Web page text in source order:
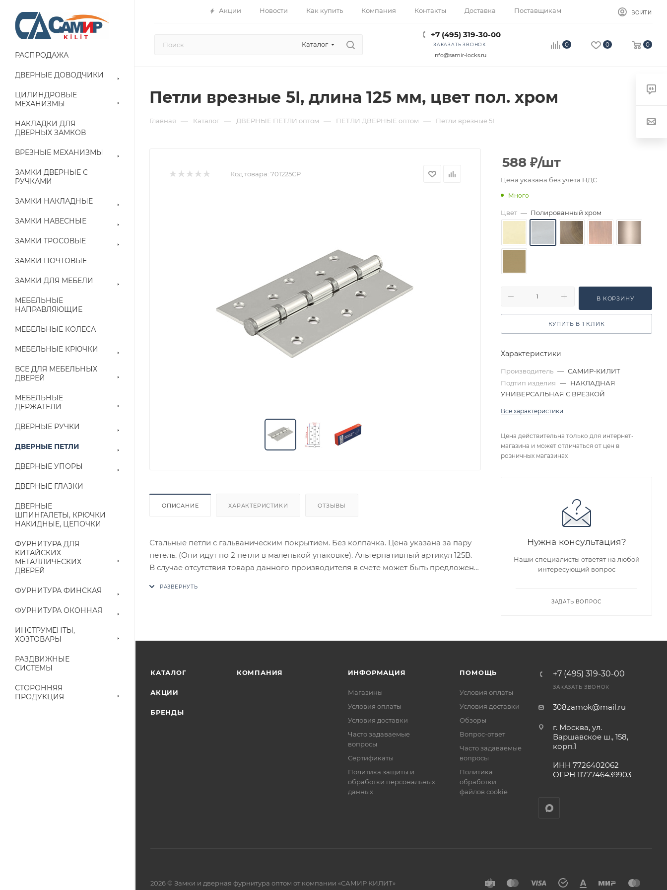
Акции Новости Как купить Компания Контакты Доставка Поставщикам ВОЙТИ
Каталог
+7 (495) 319-30-00
ЗАКАЗАТЬ ЗВОНОК
info@samir-locks.ru
0 0 0
РАСПРОДАЖА
ДВЕРНЫЕ ДОВОДЧИКИ
ЦИЛИНДРОВЫЕ
МЕХАНИЗМЫ
НАКЛАДКИ ДЛЯ
ДВЕРНЫХ ЗАМКОВ
ВРЕЗНЫЕ МЕХАНИЗМЫ
ЗАМКИ ДВЕРНЫЕ С
РУЧКАМИ
ЗАМКИ НАКЛАДНЫЕ
ЗАМКИ НАВЕСНЫЕ
ЗАМКИ ТРОСОВЫЕ
ЗАМКИ ПОЧТОВЫЕ
ЗАМКИ ДЛЯ МЕБЕЛИ
МЕБЕЛЬНЫЕ
НАПРАВЛЯЮЩИЕ
МЕБЕЛЬНЫЕ КОЛЕСА
МЕБЕЛЬНЫЕ КРЮЧКИ
ВСЕ ДЛЯ МЕБЕЛЬНЫХ
ДВЕРЕЙ
МЕБЕЛЬНЫЕ
ДЕРЖАТЕЛИ
ДВЕРНЫЕ РУЧКИ
ДВЕРНЫЕ ПЕТЛИ
ДВЕРНЫЕ УПОРЫ
ДВЕРНЫЕ ГЛАЗКИ
ДВЕРНЫЕ
ШПИНГАЛЕТЫ, КРЮЧКИ
НАКИДНЫЕ, ЦЕПОЧКИ
ФУРНИТУРА ДЛЯ
КИТАЙСКИХ
МЕТАЛЛИЧЕСКИХ
ДВЕРЕЙ
ФУРНИТУРА ФИНСКАЯ
ФУРНИТУРА ОКОННАЯ
ИНСТРУМЕНТЫ,
ХОЗТОВАРЫ
РАЗДВИЖНЫЕ
СИСТЕМЫ
СТОРОННЯЯ
ПРОДУКЦИЯ
Петли врезные 5I, длина 125 мм, цвет пол. хром
Главная — Каталог — ДВЕРНЫЕ ПЕТЛИ оптом — ПЕТЛИ ДВЕРНЫЕ оптом — Петли врезные 5I
Код товара: 701225CP
ОПИСАНИЕ ХАРАКТЕРИСТИКИ ОТЗЫВЫ
Стальные петли с гальваническим покрытием. Без колпачка. Цена указана за пару
петель. (Они идут по 2 петли в маленькой упаковке). Альтернативный артикул 125B.
В случае отсутствия товара данного производителя в счете может быть предложен
Конечная цена будет отображена в высланном счете после проверки товара на
588 ₽/шт
Цена указана без учета НДС
Много
Цвет — Полированный хром
В КОРЗИНУ
КУПИТЬ В 1 КЛИК
Характеристики
Производитель — САМИР-КИЛИТ
Подтип изделия — НАКЛАДНАЯ
УНИВЕРСАЛЬНАЯ С ВРЕЗКОЙ
Все характеристики
Цена действительна только для интернет-
магазина и может отличаться от цен в
розничных магазинах
Нужна консультация?
Наши специалисты ответят на любой
интересующий вопрос
ЗАДАТЬ ВОПРОС
КАТАЛОГ
АКЦИИ
БРЕНДЫ
КОМПАНИЯ ИНФОРМАЦИЯ
Магазины
Условия оплаты
Условия доставки
Часто задаваемые
вопросы
Сертификаты
Политика защиты и
обработки персональных
данных
ПОМОЩЬ
Условия оплаты
Условия доставки
Обзоры
Вопрос-ответ
Часто задаваемые
вопросы
Политика
обработки
файлов cookie
+7 (495) 319-30-00
ЗАКАЗАТЬ ЗВОНОК
308zamok@mail.ru
г. Москва, ул.
Варшавское ш., 158,
корп.1
ИНН 7726402062
ОГРН 1177746439903
2026 © Замки и дверная фурнитура оптом от компании «САМИР КИЛИТ»